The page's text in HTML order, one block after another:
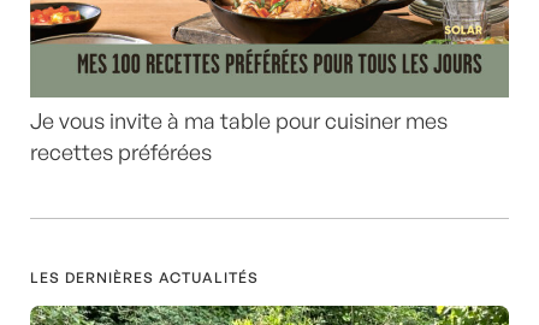
Je vous invite à ma table pour cuisiner mes
recettes préférées
LES DERNIÈRES ACTUALITÉS